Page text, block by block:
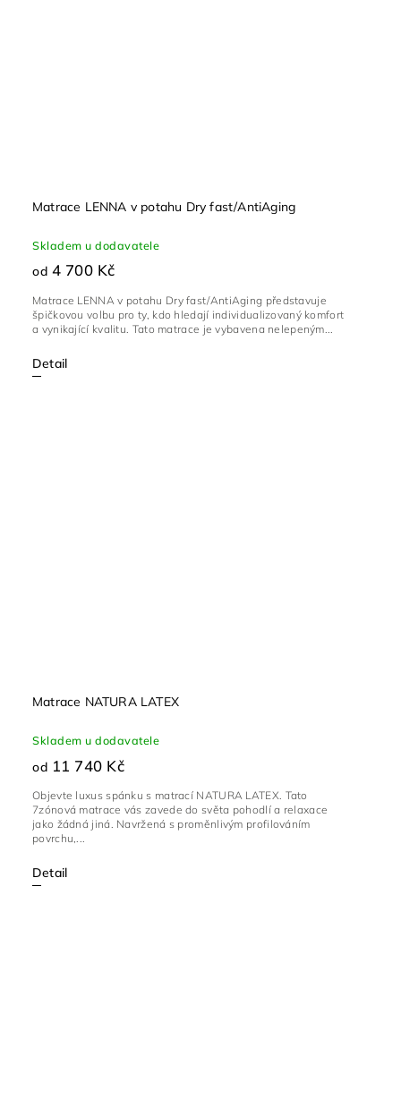
Matrace LENNA v potahu Dry fast/AntiAging
Skladem u dodavatele
od 4 700 Kč
Detail
Matrace LENNA v potahu Dry fast/AntiAging představuje
špičkovou volbu pro ty, kdo hledají individualizovaný komfort
a vynikající kvalitu. Tato matrace je vybavena nelepeným...
Matrace NATURA LATEX
Skladem u dodavatele
od 11 740 Kč
Detail
Objevte luxus spánku s matrací NATURA LATEX. Tato
7zónová matrace vás zavede do světa pohodlí a relaxace
jako žádná jiná. Navržená s proměnlivým profilováním
povrchu,...